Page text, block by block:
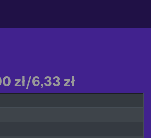
zł/6,33 zł